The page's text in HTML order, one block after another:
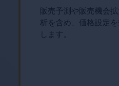
販売予測や販売機会
析を含め、価格設定
します。